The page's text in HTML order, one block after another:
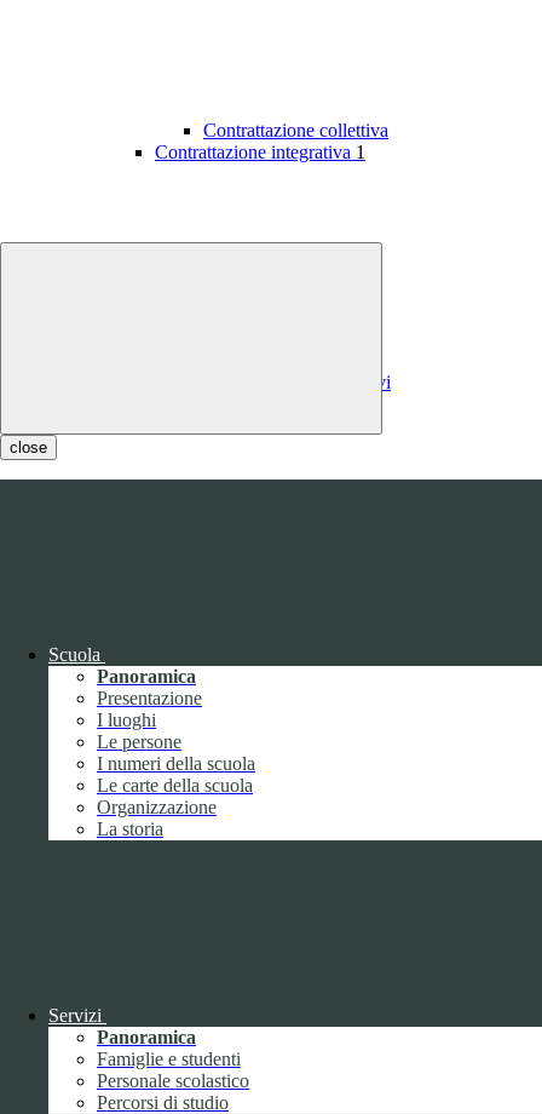
close
Scuola
Panoramica
Presentazione
I luoghi
Le persone
I numeri della scuola
Le carte della scuola
Organizzazione
La storia
Servizi
Panoramica
Famiglie e studenti
Personale scolastico
Percorsi di studio
Contrattazione collettiva
Contrattazione integrativa 1
Costi contratti integrativi
Bandi di concorso
Bandi di concorso (da pubblicare in
tabelle)
Performance1